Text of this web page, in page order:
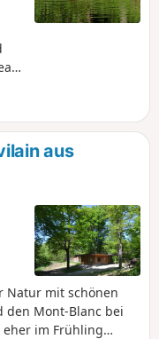
aus
Natur mit schönen
den Mont-Blanc bei
eher im Frühling